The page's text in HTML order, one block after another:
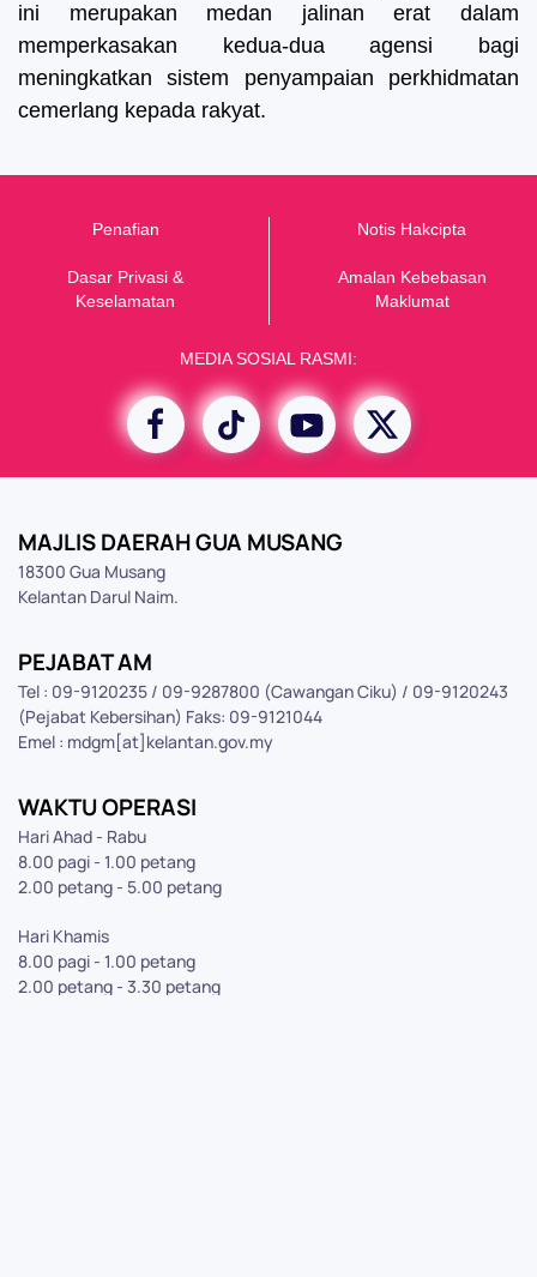
ini merupakan medan jalinan erat dalam
memperkasakan kedua-dua agensi bagi
meningkatkan sistem penyampaian perkhidmatan
cemerlang kepada rakyat.
Penafian
Dasar Privasi &
Keselamatan
Notis Hakcipta
Amalan Kebebasan
Maklumat
MEDIA SOSIAL RASMI:
MAJLIS DAERAH GUA MUSANG
18300 Gua Musang
Kelantan Darul Naim.
PEJABAT AM
Tel : 09-9120235 / 09-9287800 (Cawangan Ciku) / 09-9120243
(Pejabat Kebersihan) Faks: 09-9121044
Emel : mdgm[at]kelantan.gov.my
WAKTU OPERASI
Hari Ahad - Rabu
8.00 pagi - 1.00 petang
2.00 petang - 5.00 petang
Hari Khamis
8.00 pagi - 1.00 petang
2.00 petang - 3.30 petang